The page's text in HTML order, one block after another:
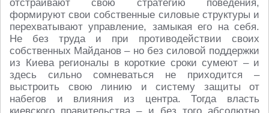
отстраивают свою стратегию поведения,
формируют свои собственные силовые структуры и
перехватывают управление, замыкая его на себя.
Не без труда и при противодействии своих
собственных Майданов – но без силовой поддержки
из Киева регионалы в короткие сроки сумеют – и
здесь сильно сомневаться не приходится –
выстроить свою линию и систему защиты от
набегов и влияния из центра. Тогда власть